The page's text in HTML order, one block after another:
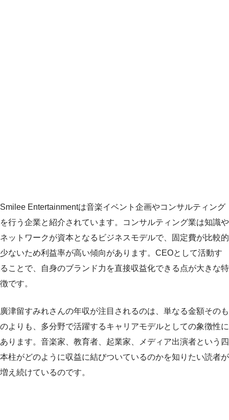
Smilee Entertainmentは音楽イベント企画やコンサルティング
を行う企業と紹介されています。コンサルティング業は知識や
ネットワークが資本となるビジネスモデルで、固定費が比較的
少ないため利益率が高い傾向があります。CEOとして活動す
ることで、自身のブランド力を直接収益化できる点が大きな特
徴です。
廣津留すみれさんの年収が注目されるのは、単なる金額そのも
のよりも、多分野で活躍するキャリアモデルとしての象徴性に
あります。音楽家、教育者、起業家、メディア出演者という四
本柱がどのように収益に結びついているのかを知りたい読者が
増え続けているのです。